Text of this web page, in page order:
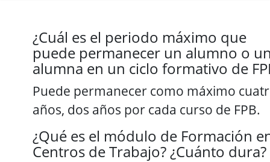
¿Cuál es el periodo máximo que
puede permanecer un alumno o
alumna en un ciclo formativo de
Puede permanecer como máximo
años, dos años por cada curso de FPB.
¿Qué es el módulo de Formación
Centros de Trabajo? ¿Cuánto dura?